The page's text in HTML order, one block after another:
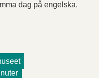
dag på engelska,